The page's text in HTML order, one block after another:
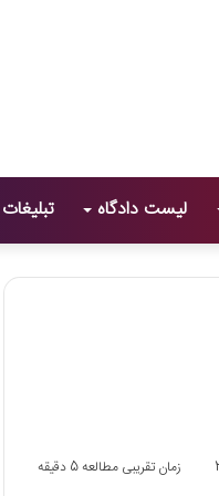
لیست دادگاه تبلیغات
زمان تقریبی مطالعه 5 دقیقه